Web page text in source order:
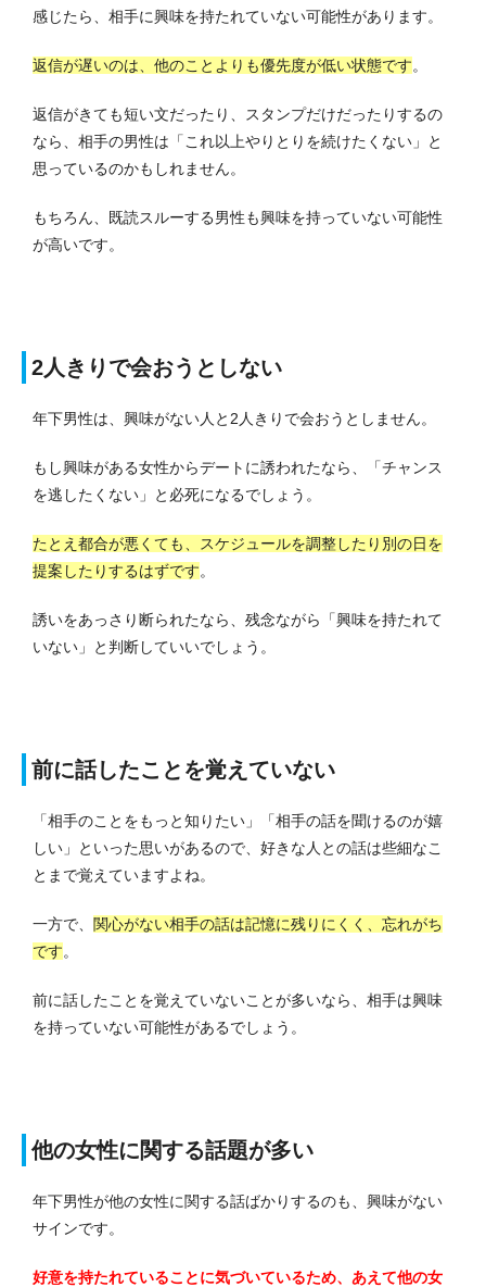
感じたら、相手に興味を持たれていない可能性があります。
返信が遅いのは、他のことよりも優先度が低い状態です。
返信がきても短い文だったり、スタンプだけだったりするの
なら、相手の男性は「これ以上やりとりを続けたくない」と
思っているのかもしれません。
もちろん、既読スルーする男性も興味を持っていない可能性
が高いです。
2人きりで会おうとしない
年下男性は、興味がない人と2人きりで会おうとしません。
もし興味がある女性からデートに誘われたなら、「チャンス
を逃したくない」と必死になるでしょう。
たとえ都合が悪くても、スケジュールを調整したり別の日を
提案したりするはずです。
誘いをあっさり断られたなら、残念ながら「興味を持たれて
いない」と判断していいでしょう。
前に話したことを覚えていない
「相手のことをもっと知りたい」「相手の話を聞けるのが嬉
しい」といった思いがあるので、好きな人との話は些細なこ
とまで覚えていますよね。
一方で、 関心がない相手の話は記憶に残りにくく、忘れがち
です。
前に話したことを覚えていないことが多いなら、相手は興味
を持っていない可能性があるでしょう。
他の女性に関する話題が多い
年下男性が他の女性に関する話ばかりするのも、興味がない
サインです。
好意を持たれていることに気づいているため、あえて他の女